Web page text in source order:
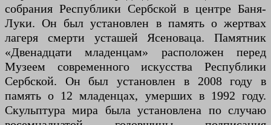
собрания Республики Сербской в ​​центре Баня-
Луки. Он был установлен в память о жертвах
лагеря смерти усташей Ясеноваца. Памятник
«Двенадцати младенцам» расположен перед
Музеем современного искусства Республики
Сербской. Он был установлен в 2008 году в
память о 12 младенцах, умерших в 1992 году.
Скульптура мира была установлена ​​по случаю